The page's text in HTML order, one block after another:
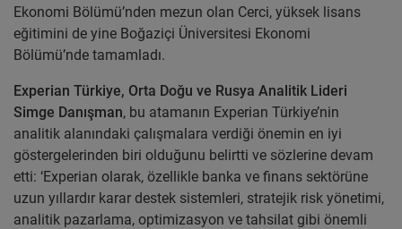
Ekonomi Bölümü’nden mezun olan Cerci, yüksek lisans
eğitimini de yine Boğaziçi Üniversitesi Ekonomi
Bölümü’nde tamamladı.
Experian Türkiye, Orta Doğu ve Rusya Analitik Lideri
Simge Danışman, bu atamanın Experian Türkiye’nin
analitik alanındaki çalışmalara verdiği önemin en iyi
göstergelerinden biri olduğunu belirtti ve sözlerine devam
etti: ‘Experian olarak, özellikle banka ve finans sektörüne
uzun yıllardır karar destek sistemleri, stratejik risk yönetimi,
analitik pazarlama, optimizasyon ve tahsilat gibi önemli